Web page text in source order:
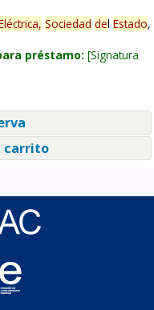
Sociedad del Estado,
préstamo: Signatura
carrito